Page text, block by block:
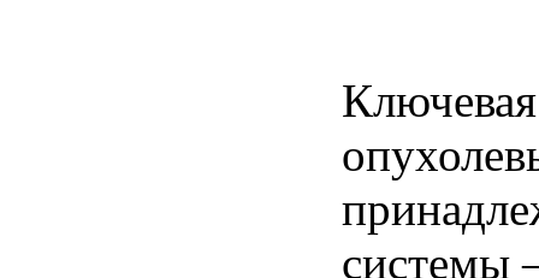
Ключевая
системы